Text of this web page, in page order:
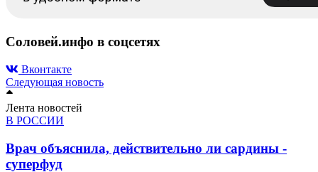
Соловей.инфо в соцсетях
Вконтакте
Следующая новость
Лента новостей
В РОССИИ
Врач объяснила, действительно ли сардины -
суперфуд